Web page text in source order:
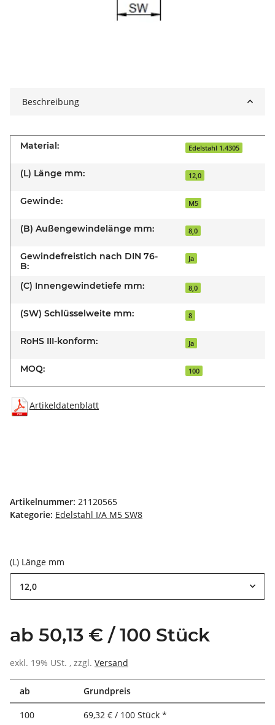
Beschreibung
Material: Edelstahl 1.4305
(L) Länge mm: 12,0
Gewinde: M5
(B) Außengewindelänge mm: 8,0
Gewindefreistich nach DIN 76-
B:
Ja
(C) Innengewindetiefe mm: 8,0
(SW) Schlüsselweite mm: 8
RoHS III-konform: Ja
MOQ: 100
Artikeldatenblatt
Artikelnummer: 21120565
Kategorie: Edelstahl I/A M5 SW8
(L) Länge mm
12,0
ab 50,13 € / 100 Stück
exkl. 19% USt. , zzgl. Versand
ab Grundpreis
100 69,32 € / 100 Stück *